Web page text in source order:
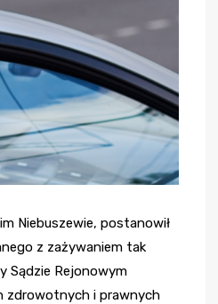
Niebuszewie, postanowił
z zażywaniem tak
Sądzie Rejonowym
zdrowotnych i prawnych